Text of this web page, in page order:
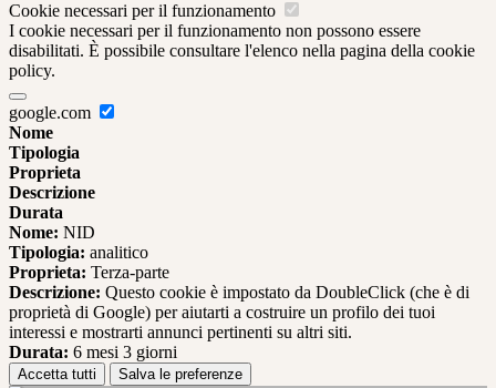
Cookie necessari per il funzionamento
I cookie necessari per il funzionamento non possono essere
disabilitati. È possibile consultare l'elenco nella pagina della cookie
policy.
google.com
Nome
Tipologia
Proprieta
Descrizione
Durata
Nome: NID
Tipologia: analitico
Proprieta: Terza-parte
Descrizione: Questo cookie è impostato da DoubleClick (che è di
proprietà di Google) per aiutarti a costruire un profilo dei tuoi
interessi e mostrarti annunci pertinenti su altri siti.
Durata: 6 mesi 3 giorni
Accetta tutti Salva le preferenze